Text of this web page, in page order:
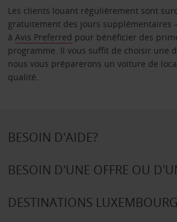
Les clients louant régulièrement sont
gratuitement des jours supplémentaires
à Avis Preferred pour bénéficier des
programme. Il vous suffit de choisir une
nous vous préparerons un voiture de
qualité.
BESOIN D'AIDE?
BESOIN D'UNE OFFRE OU
DESTINATIONS